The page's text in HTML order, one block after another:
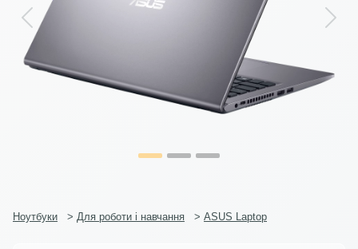
Previous Next
Ноутбуки > Для роботи і навчання > ASUS Laptop